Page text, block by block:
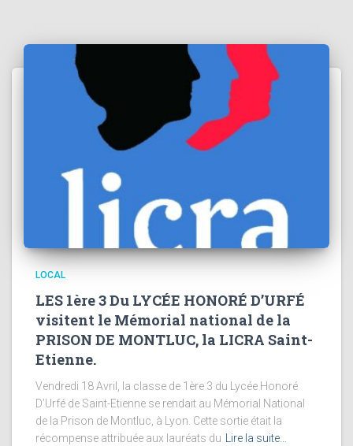
LOCAL
LES 1ère 3 Du LYCÉE HONORÉ D’URFÉ
visitent le Mémorial national de la
PRISON DE MONTLUC, la LICRA Saint-
Etienne.
Vendredi 18 Avril, la classe de 1ère 3 du Lycée Honoré
D’Urfé de Saint-Etienne se rendait au Mémorial National
de la Prison de Montluc, à Lyon. Cette sortie était la
récompense attribuée aux lauréats du
Lire la suite…